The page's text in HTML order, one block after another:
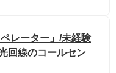
レーター」/未経験
回線のコールセン